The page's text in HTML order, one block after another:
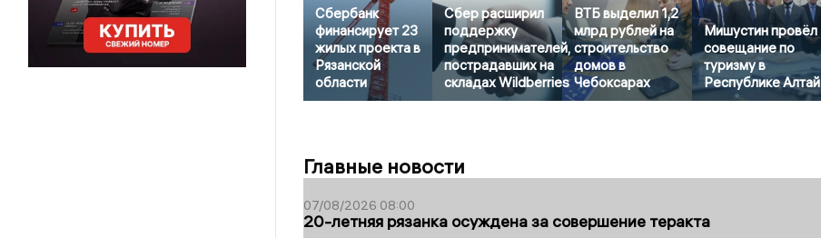
Сбербанк
финансирует 23
жилых проекта в
Рязанской
области
Сбер расширил
поддержку
предпринимателей,
пострадавших на
складах Wildberries
ВТБ выделил 1,2
млрд рублей на
строительство
домов в
Чебоксарах
Мишустин провёл
совещание по
туризму в
Республике Алтай
Главные новости
07/08/2026 08:00
20-летняя рязанка осуждена за совершение теракта